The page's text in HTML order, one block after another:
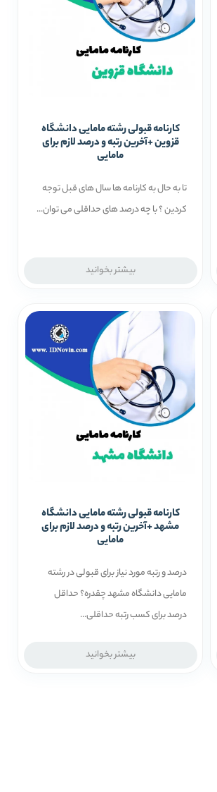
کارنامه قبولی رشته مامایی دانشگاه
قزوین +آخرین رتبه و درصد لازم برای
مامایی
تا به حال به کارنامه ها سال های قبل توجه
کردین ؟ با چه درصد های حداقلی می توان...
بیشتر بخوانید
کارنامه قبولی رشته مامایی دانشگاه
مشهد +آخرین رتبه و درصد لازم برای
مامایی
درصد و رتبه مورد نیاز برای قبولی در رشته
مامایی دانشگاه مشهد چقدره؟ حداقل
درصد برای کسب رتبه حداقلی...
بیشتر بخوانید